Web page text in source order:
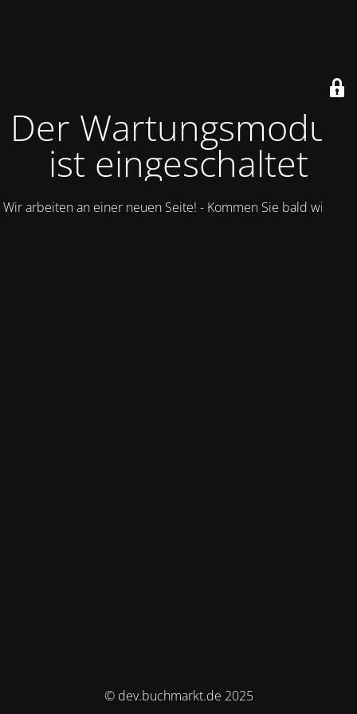
Der Wartungsmodus
ist eingeschaltet
Wir arbeiten an einer neuen Seite! - Kommen Sie bald wieder.
© dev.buchmarkt.de 2025